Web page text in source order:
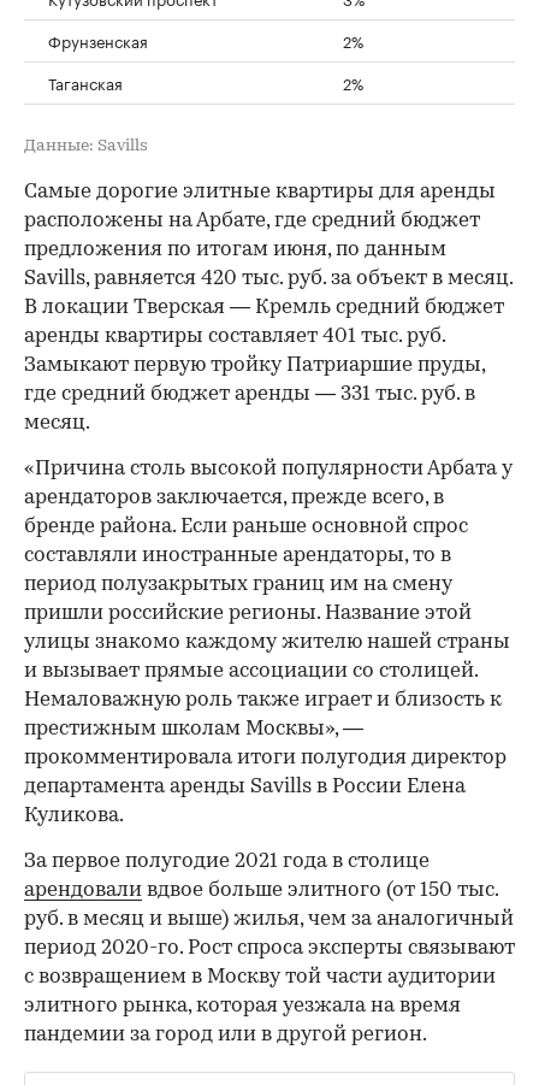
Фрунзенская
2%
Таганская
2%
Данные: Savills
Самые дорогие элитные квартиры для аренды
расположены на Арбате, где средний бюджет
предложения по итогам июня, по данным
Savills, равняется 420 тыс. руб. за объект в месяц.
В локации Тверская — Кремль средний бюджет
аренды квартиры составляет 401 тыс. руб.
Замыкают первую тройку Патриаршие пруды,
где средний бюджет аренды — 331 тыс. руб. в
месяц.
«Причина столь высокой популярности Арбата у
арендаторов заключается, прежде всего, в
бренде района. Если раньше основной спрос
составляли иностранные арендаторы, то в
период полузакрытых границ им на смену
пришли российские регионы. Название этой
улицы знакомо каждому жителю нашей страны
и вызывает прямые ассоциации со столицей.
Немаловажную роль также играет и близость к
престижным школам Москвы», —
прокомментировала итоги полугодия директор
департамента аренды Savills в России Елена
Куликова.
За первое полугодие 2021 года в столице
арендовали вдвое больше элитного (от 150 тыс.
руб. в месяц и выше) жилья, чем за аналогичный
период 2020-го. Рост спроса эксперты связывают
с возвращением в Москву той части аудитории
элитного рынка, которая уезжала на время
пандемии за город или в другой регион.